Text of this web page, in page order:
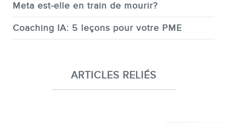
Meta est-elle en train de mourir?
Coaching IA: 5 leçons pour votre PME
ARTICLES RELIÉS